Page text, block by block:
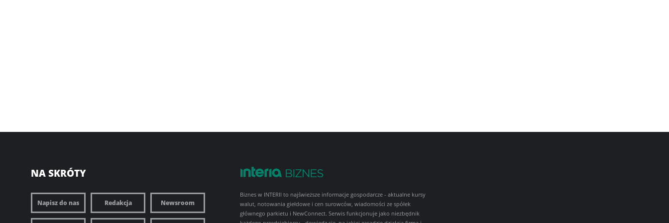
NA SKRÓTY
Napisz do nas Redakcja Newsroom
Biznes w INTERII to najświeższe informacje gospodarcze - aktualne kursy
walut, notowania giełdowe i cen surowców, wiadomości ze spółek
głównego parkietu i NewConnect. Serwis funkcjonuje jako niezbędnik